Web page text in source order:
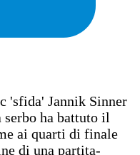
'sfida' Jannik Sinner
ha battuto il
ai quarti di finale
di una partita-